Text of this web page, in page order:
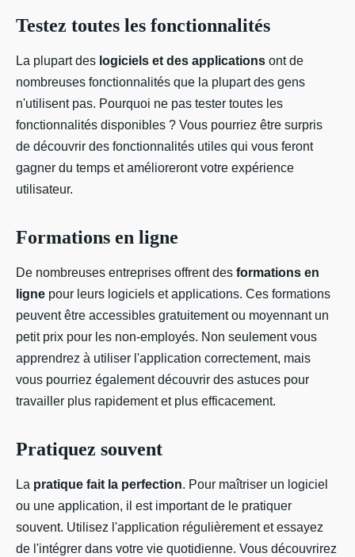
Testez toutes les fonctionnalités
La plupart des logiciels et des applications ont de
nombreuses fonctionnalités que la plupart des gens
n'utilisent pas. Pourquoi ne pas tester toutes les
fonctionnalités disponibles ? Vous pourriez être surpris
de découvrir des fonctionnalités utiles qui vous feront
gagner du temps et amélioreront votre expérience
utilisateur.
Formations en ligne
De nombreuses entreprises offrent des formations en
ligne pour leurs logiciels et applications. Ces formations
peuvent être accessibles gratuitement ou moyennant un
petit prix pour les non-employés. Non seulement vous
apprendrez à utiliser l'application correctement, mais
vous pourriez également découvrir des astuces pour
travailler plus rapidement et plus efficacement.
Pratiquez souvent
La pratique fait la perfection. Pour maîtriser un logiciel
ou une application, il est important de le pratiquer
souvent. Utilisez l'application régulièrement et essayez
de l'intégrer dans votre vie quotidienne. Vous découvrirez